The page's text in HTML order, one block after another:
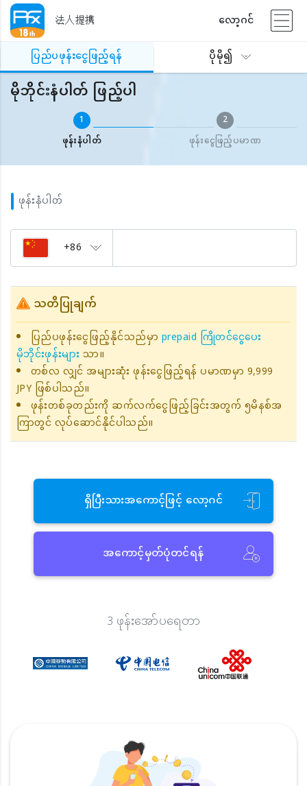
法人提携
လော့ဂင်
ပြည်ပဖုန်းငွေဖြည့်ရန်
ပိုမို၍
ပြည်ပဖုန်းငွေဖြည့်ရန် မိုဘိုင်းနံပါတ် ဖြည့်ပါ
မိုဘိုင်းနံပါတ် ဖြည့်ပါ
1
ဖုန်းနံပါတ်
2
ဖုန်းငွေဖြည့်ပမာဏ
ဖုန်းနံပါတ်
+86
သတိပြုချက်
ပြည်ပဖုန်းငွေဖြည့်နိုင်သည်မှာprepaid ကြိုတင်ငွေပေး
မိုဘိုင်းဖုန်းများသာ။
တစ်လ လျှင် အများဆုံး ဖုန်းငွေဖြည့်ရန် ပမာဏမှာ 9,999
JPY ဖြစ်ပါသည်။
ဖုန်းတစ်ခုတည်းကို ဆက်လက်ငွေဖြည့်ခြင်းအတွက် ၅မိနစ်အ
ကြာတွင် လုပ်ဆောင်နိုင်ပါသည်။
ရှိပြီးသားအကောင့်ဖြင့် လော့ဂင်
အကောင့်မှတ်ပုံတင်ရန်
3 ဖုန်းအော်ပရေတာ